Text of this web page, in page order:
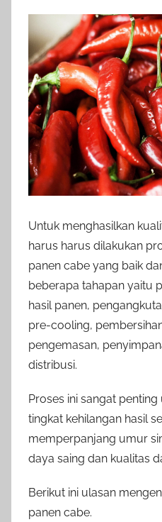
Untuk menghasilkan
harus harus dilakukan
panen cabe yang baik
beberapa tahapan yaitu
hasil panen,
pre-cooling,
pengemasan,
distribusi.
Proses ini sangat
tingkat kehilangan hasil
memperpanjang umur
daya saing dan kualitas
Berikut ini ulasan
panen cabe.